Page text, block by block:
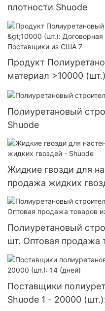
плотности Shuode
Продукт
материал >10000
>=30000 шт.
Полиуретановый
Shuode
Жидкие гвозди для
продажа жидких
Полиуретановый
шт. Оптовая продажа
Shuode
Поставщики
Shuode 1 - 20000